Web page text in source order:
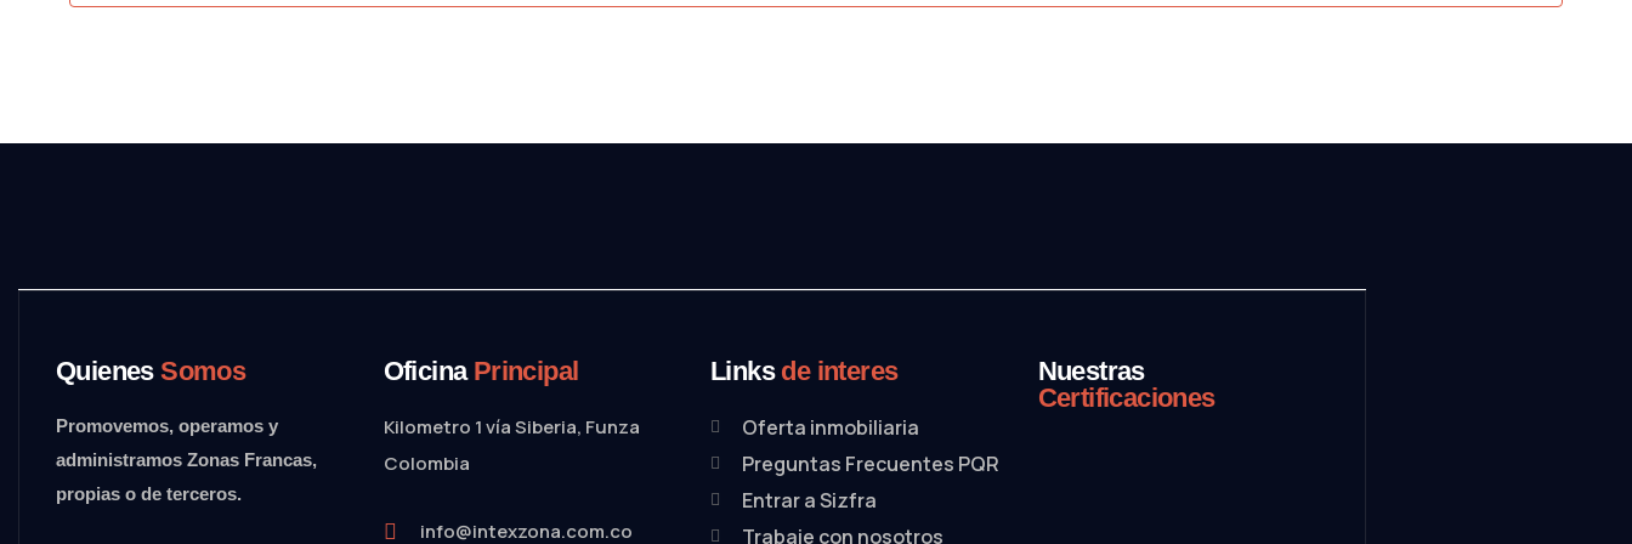
QuienesSomos
Promovemos, operamos y
administramos Zonas Francas,
propias o de terceros.
Oficina Principal
Kilometro 1 vía Siberia, Funza
Colombia
info@intexzona.com.co
Linksde interes
Oferta inmobiliaria
Preguntas Frecuentes PQR
Entrar a Sizfra
Trabaje con nosotros
Nuestras
Certificaciones